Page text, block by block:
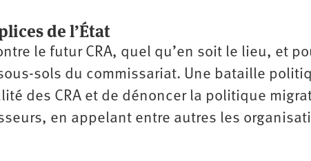
de l’État
le futur CRA, quel qu’en soit le lieu, et
sols du commissariat. Une bataille
des CRA et de dénoncer la politique
en appelant entre autres les